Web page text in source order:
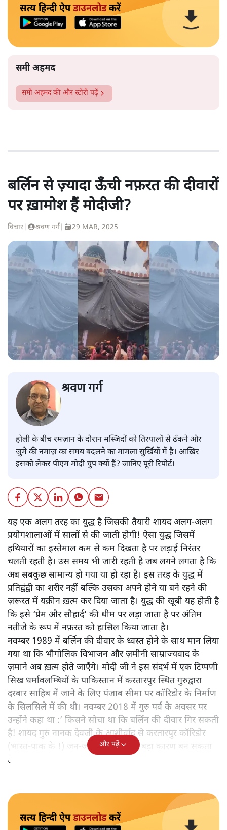
सत्य हिन्दी ऐपडाउनलोडकरें
समी अहमद
समी अहमदकी और स्टोरी पढ़ें
बर्लिन से ज़्यादा ऊँची नफ़रत की दीवारों
पर ख़ामोश हैं मोदीजी?
विचार श्रवण गर्ग 29 MAR, 2025
श्रवण गर्ग
होली के बीच रमज़ान के दौरान मस्जिदों को तिरपालों से ढँकने और
जुमे की नमाज़ का समय बदलने का मामला सुर्खियों में है। आख़िर
इसको लेकर पीएम मोदी चुप क्यों हैं? जानिए पूरी रिपोर्ट।
यह एक अलग तरह का युद्ध है जिसकी तैयारी शायद अलग-अलग
प्रयोगशालाओं में सालों से की जाती होगी! ऐसा युद्ध जिसमें
हथियारों का इस्तेमाल कम से कम दिखता है पर लड़ाई निरंतर
चलती रहती है। उस समय भी जारी रहती है जब लगने लगता है कि
अब सबकुछ सामान्य हो गया या हो रहा है। इस तरह के युद्ध में
प्रतिद्वंद्वी का शरीर नहीं बल्कि उसका अपने होने या बने रहने की
ज़रूरत में यक़ीन ख़त्म कर दिया जाता है। युद्ध की खूबी यह होती है
कि इसे ‘प्रेम और सौहार्द’ की थीम पर लड़ा जाता है पर अंतिम
नतीजे के रूप में नफ़रत को हासिल किया जाता है।
नवम्बर 1989 में बर्लिन की दीवार के ध्वस्त होने के साथ मान लिया
गया था कि भौगोलिक विभाजन और ज़मीनी साम्राज्यवाद के
ज़माने अब ख़त्म होते जाएँगे। मोदी जी ने इस संदर्भ में एक टिप्पणी
सिख धर्मावलम्बियों के पाकिस्तान में करतारपुर स्थित गुरुद्वारा
दरबार साहिब में जाने के लिए पंजाब सीमा पर कॉरिडोर के निर्माण
के सिलसिले में की थी। नवम्बर 2018 में गुरु पर्व के अवसर पर
उन्होंने कहा था :’ किसने सोचा था कि बर्लिन की दीवार गिर सकती
है! शायद गुरु नानक देवजी के आशीर्वाद से करतारपुर कॉरिडोर
(भारत-पाक के !) जन-जन को जोड़ने का बड़ा कारण बन सकता
है!‘
और पढ़ें
सत्य हिन्दी ऐपडाउनलोडकरें